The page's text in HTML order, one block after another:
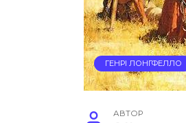
ГЕНРІ ЛОНГФЕЛЛО
АВТОР